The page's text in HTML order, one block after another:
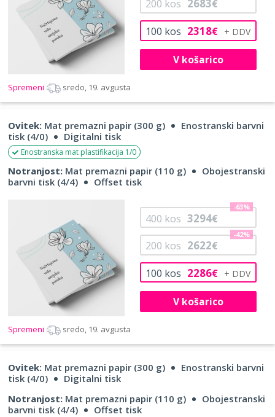
100 kos 2318€
200 kos 2683€
V košarico
Spremeni sredo, 19. avgusta
Ovitek: Mat premazni papir (300 g)
Enostranski barvni
tisk (4/0)
Digitalni tisk
Enostranska mat plastifikacija 1/0
Notranjost: Mat premazni papir (110 g)
Obojestranski
barvni tisk (4/4)
Offset tisk
100 kos 2286€
200 kos 2622€
-42%
400 kos 3294€
-63%
V košarico
Spremeni sredo, 19. avgusta
Ovitek: Mat premazni papir (300 g)
Enostranski barvni
tisk (4/0)
Digitalni tisk
Notranjost: Mat premazni papir (110 g)
Obojestranski
barvni tisk (4/4)
Offset tisk